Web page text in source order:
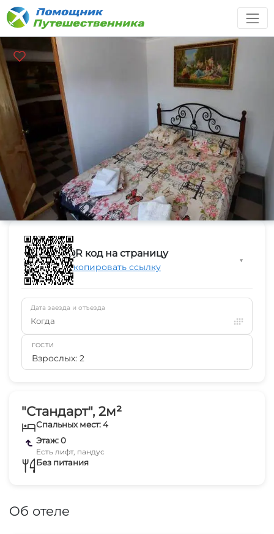
"Стандарт", 2м²
Спальных мест: 4
Этаж: 0
Есть лифт, пандус
Без питания
Об отеле
QR код на страницу
Скопировать ссылку
▼
Дата заезда и отъезда
Когда
ГОСТИ
Взрослых: 2